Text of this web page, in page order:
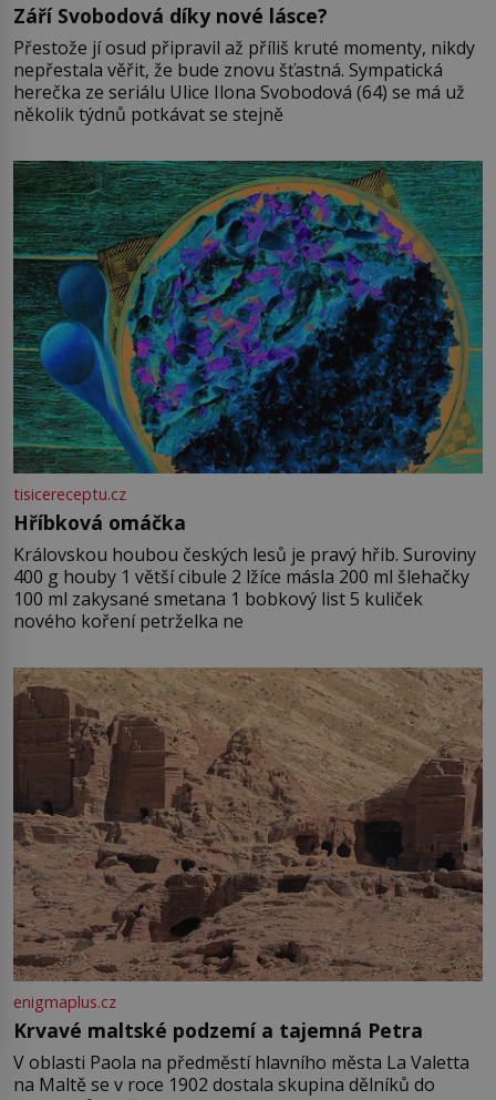
Září Svobodová díky nové lásce?
Přestože jí osud připravil až příliš kruté momenty, nikdy
nepřestala věřit, že bude znovu šťastná. Sympatická
herečka ze seriálu Ulice Ilona Svobodová (64) se má už
několik týdnů potkávat se stejně
tisicereceptu.cz
Hříbková omáčka
Královskou houbou českých lesů je pravý hřib. Suroviny
400 g houby 1 větší cibule 2 lžíce másla 200 ml šlehačky
100 ml zakysané smetana 1 bobkový list 5 kuliček
nového koření petrželka ne
enigmaplus.cz
Krvavé maltské podzemí a tajemná Petra
V oblasti Paola na předměstí hlavního města La Valetta
na Maltě se v roce 1902 dostala skupina dělníků do